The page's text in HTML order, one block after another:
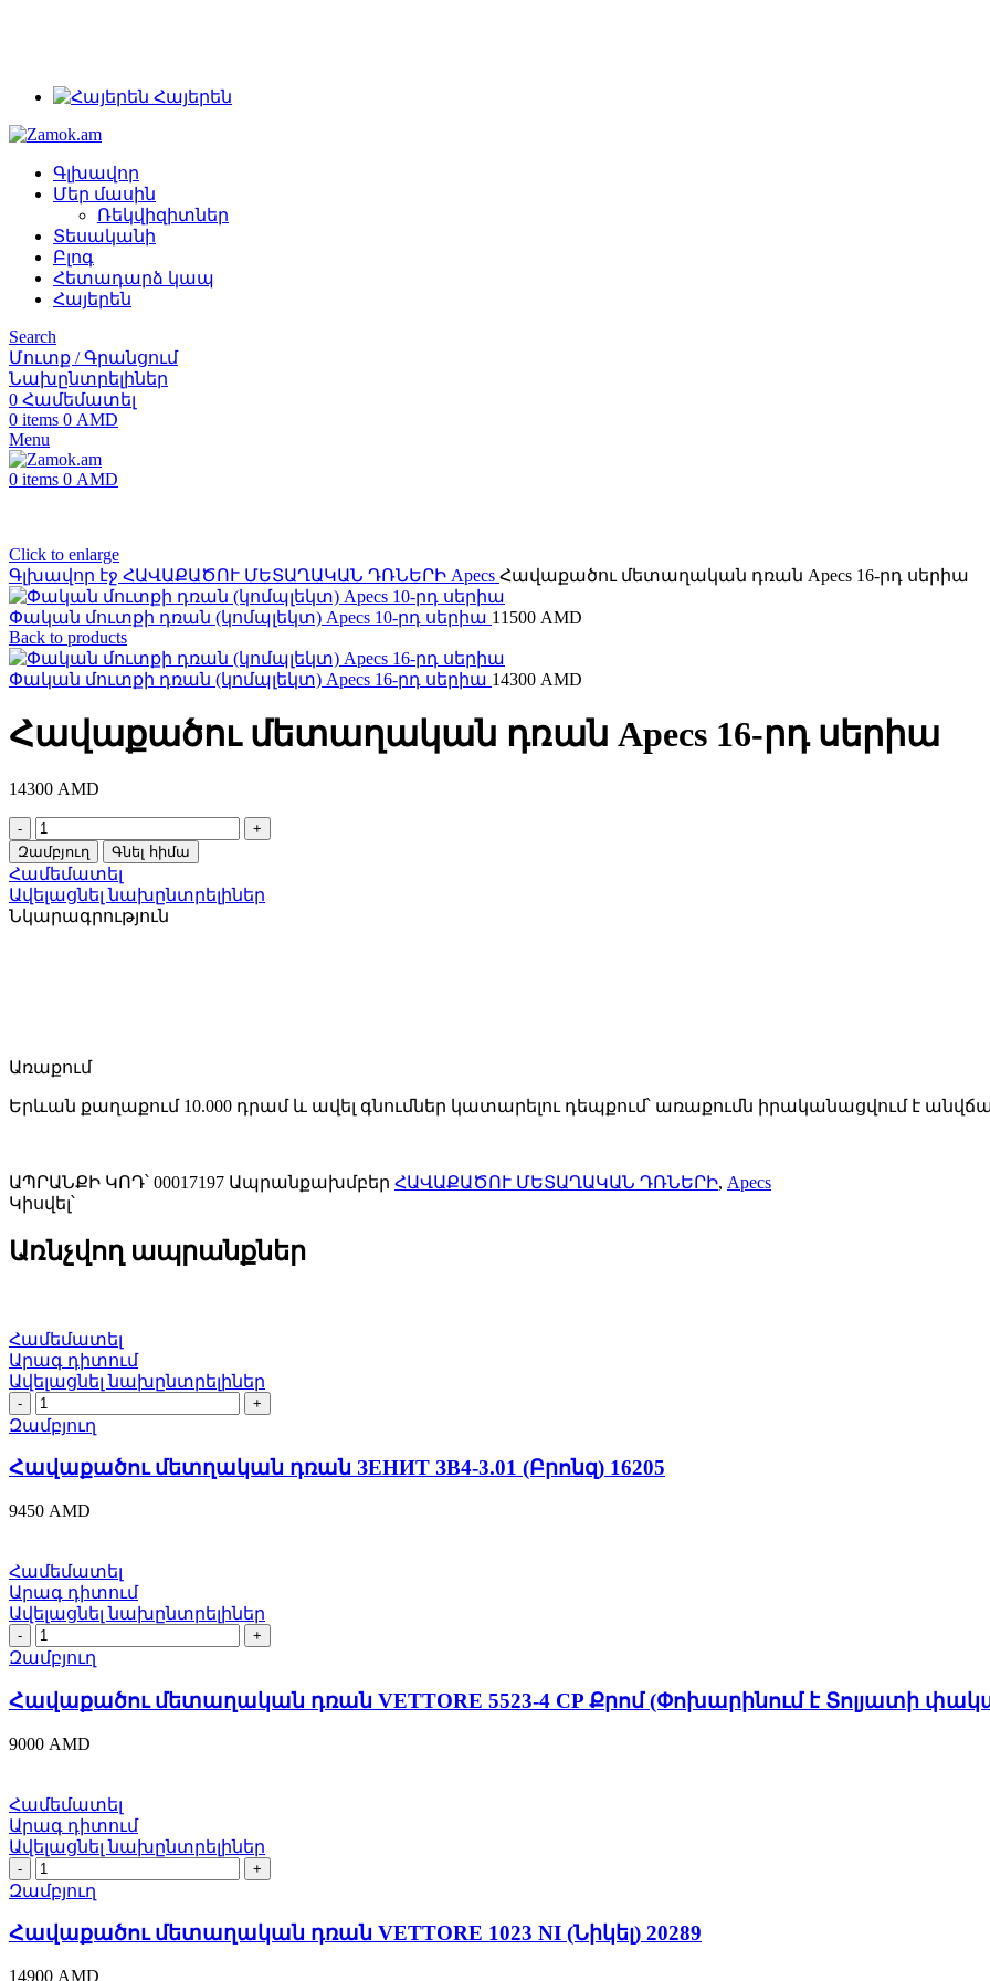
Հայերեն
Գլխավոր
Մեր մասին
Ռեկվիզիտներ
Տեսականի
Բլոգ
Հետադարձ կապ
Հայերեն
Search
Մուտք / Գրանցում
Նախընտրելիներ
0 Համեմատել
0 items 0 AMD
Menu
0 items 0 AMD
Click to enlarge
Գլխավոր էջ ՀԱՎԱՔԱԾՈՒ ՄԵՏԱՂԱԿԱՆ ԴՌՆԵՐԻ Apecs Հավաքածու մետաղական դռան Apecs 16-րդ սերիա
Փական մուտքի դռան (կոմպլեկտ) Apecs 10-րդ սերիա 11500 AMD
Back to products
Փական մուտքի դռան (կոմպլեկտ) Apecs 16-րդ սերիա 14300 AMD
Հավաքածու մետաղական դռան Apecs 16-րդ սերիա
14300 AMD
Հավաքածու
մետաղական
դռան
Apecs
16-
րդ
Զամբյուղ Գնել հիմա
Համեմատել
Ավելացնել նախընտրելիներ
Նկարագրություն
Առաքում
Երևան քաղաքում 10.000 դրամ և ավել գնումներ կատարելու դեպքում՝ առաքումն իրականացվում է
ԱՊՐԱՆՔԻ ԿՈԴ՝ 00017197 Ապրանքախմբեր ՀԱՎԱՔԱԾՈՒ ՄԵՏԱՂԱԿԱՆ ԴՌՆԵՐԻ, Apecs
Կիսվել՝
Առնչվող ապրանքներ
Համեմատել
Արագ դիտում
Ավելացնել նախընտրելիներ
Հավաքածու
մետղական
ЗЕНИТ
ЗВ4-
3.01
quantity
Զամբյուղ
Հավաքածու մետղական դռան ЗЕНИТ ЗВ4-3.01 (Բրոնզ) 16205
9450 AMD
Համեմատել
Արագ դիտում
Ավելացնել նախընտրելիներ
Հավաքածու
մետաղական
VETTORE
5523-
4
CP
(Փոխարինում
է
Տոլյատի
փականին)
20535
quantity
Զամբյուղ
Հավաքածու մետաղական դռան VETTORE 5523-4 CP Քրոմ (Փոխարինում է Տոլյատի
9000 AMD
Համեմատել
Արագ դիտում
Ավելացնել նախընտրելիներ
Հավաքածու
մետաղական
VЕTTORE
1023
NI
Զամբյուղ
Հավաքածու մետաղական դռան VЕTTORE 1023 NI (Նիկել) 20289
14900 AMD